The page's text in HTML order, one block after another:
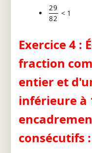
29
82
< 1
Exercice 4 :
fraction
entier et
inférieure à
consécutifs :